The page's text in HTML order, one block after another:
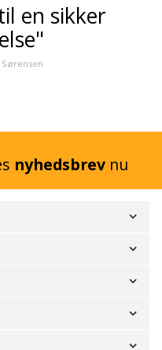
en sikker
nyhedsbrev nu